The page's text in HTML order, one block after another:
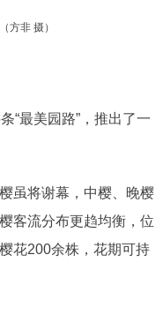
方非 摄）
最美园路”，推出了一
虽将谢幕，中樱、晚樱
客流分布更趋均衡，位
花200余株，花期可持